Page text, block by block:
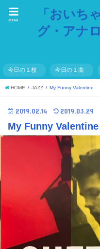
「おいち
グ・アナ
menu
今日の１枚 今日の１曲
HOME JAZZ My Funny Valentine
2019.02.14 2019.03.29
My Funny Valentine